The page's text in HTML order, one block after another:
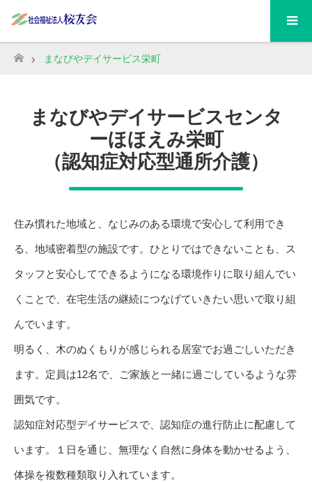
ホーム
まなびやデイサービス栄町
まなびやデイサービスセンタ
ーほほえみ栄町
（認知症対応型通所介護）
住み慣れた地域と、なじみのある環境で安心して利用でき
る、地域密着型の施設です。ひとりではできないことも、ス
タッフと安心してできるようになる環境作りに取り組んでい
くことで、在宅生活の継続につなげていきたい思いで取り組
んでいます。
明るく、木のぬくもりが感じられる居室でお過ごしいただき
ます。定員は12名で、ご家族と一緒に過ごしているような雰
囲気です。
認知症対応型デイサービスで、認知症の進行防止に配慮して
います。１日を通じ、無理なく自然に身体を動かせるよう、
体操を複数種類取り入れています。